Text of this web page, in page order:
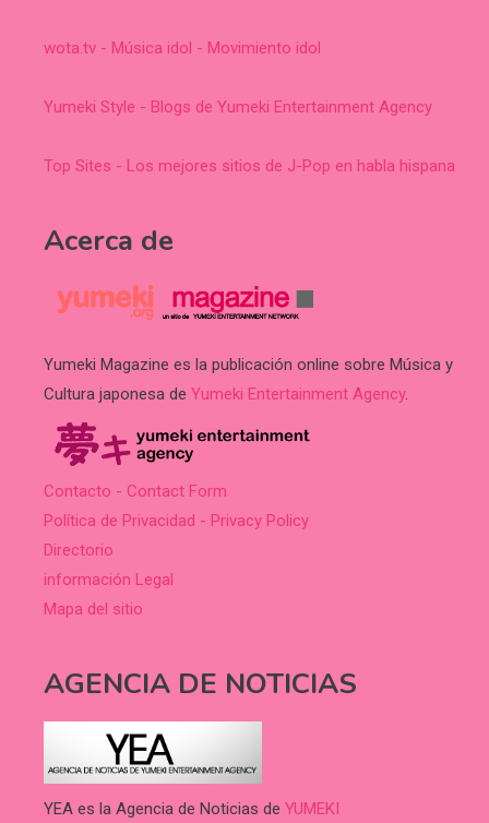
wota.tv - Música idol - Movimiento idol
Yumeki Style - Blogs de Yumeki Entertainment Agency
Top Sites - Los mejores sitios de J-Pop en habla hispana
Acerca de
Yumeki Magazine es la publicación online sobre Música y
Cultura japonesa de Yumeki Entertainment Agency.
Contacto - Contact Form
Política de Privacidad - Privacy Policy
Directorio
información Legal
Mapa del sitio
AGENCIA DE NOTICIAS
YEA es la Agencia de Noticias de YUMEKI